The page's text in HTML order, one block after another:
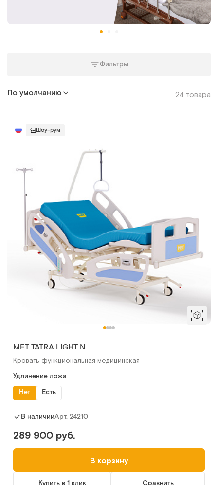
Фильтры
По умолчанию 24 товара
Шоу-рум
МЕТ TATRA LIGHT N
Кровать функциональная медицинская
Удлинение ложа
Нет
Есть
В наличииАрт. 24210
289 900 руб.
В корзину
Купить в 1 клик Сравнить